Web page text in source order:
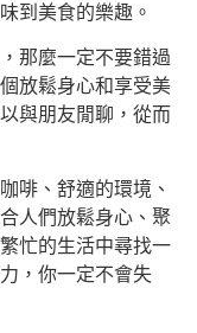
到美食的樂趣。
那麼一定不要錯過
放鬆身心和享受美
與朋友閒聊，從而
啡、舒適的環境、
人們放鬆身心、聚
忙的生活中尋找一
，你一定不會失